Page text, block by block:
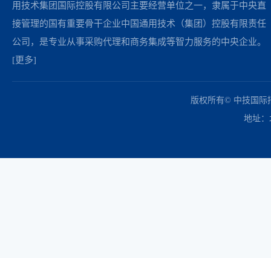
用技术集团国际控股有限公司主要经营单位之一，隶属于中央直
接管理的国有重要骨干企业中国通用技术（集团）控股有限责任
公司，是专业从事采购代理和商务集成等智力服务的中央企业。
[更多]
版权所有© 中技国际
地址：